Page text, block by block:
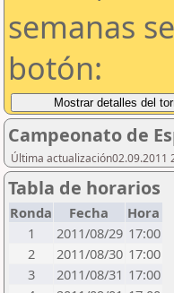
semanas
botón:
Campeonato de
Última
Tabla de horarios
Ronda Fecha
Hora
1
2011/08/29 17:00
2
2011/08/30 17:00
3
2011/08/31 17:00